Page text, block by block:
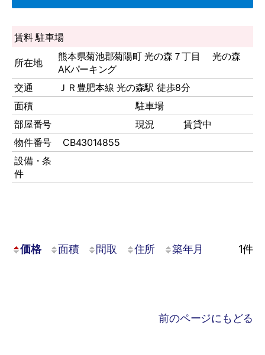
賃料 駐車場
所在地
熊本県菊池郡菊陽町 光の森７丁目 光の森
AKパーキング
交通
ＪＲ豊肥本線 光の森駅 徒歩8分
面積
駐車場
部屋番号
現況
賃貸中
物件番号
CB43014855
設備・条
件
価格 面積 間取 住所 築年月 1件
前のページにもどる